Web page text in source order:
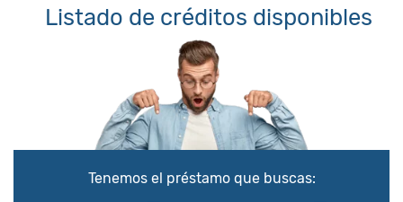
Listado de créditos disponibles
Tenemos el préstamo que buscas: